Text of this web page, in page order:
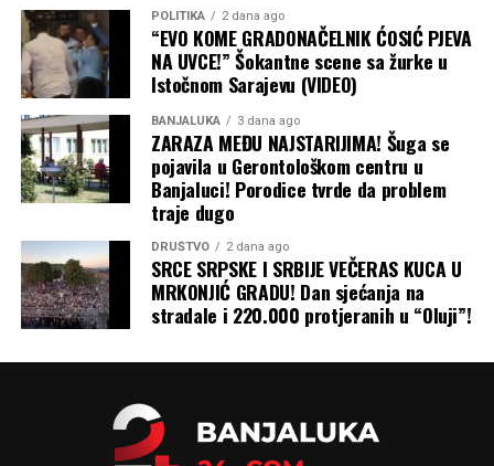
POLITIKA 2 dana ago
“EVO KOME GRADONAČELNIK ĆOSIĆ PJEVA
NA UVCE!” Šokantne scene sa žurke u
Istočnom Sarajevu (VIDEO)
BANJALUKA 3 dana ago
ZARAZA MEĐU NAJSTARIJIMA! Šuga se
pojavila u Gerontološkom centru u
Banjaluci! Porodice tvrde da problem
traje dugo
DRUŠTVO 2 dana ago
SRCE SRPSKE I SRBIJE VEČERAS KUCA U
MRKONJIĆ GRADU! Dan sjećanja na
stradale i 220.000 protjeranih u “Oluji”!